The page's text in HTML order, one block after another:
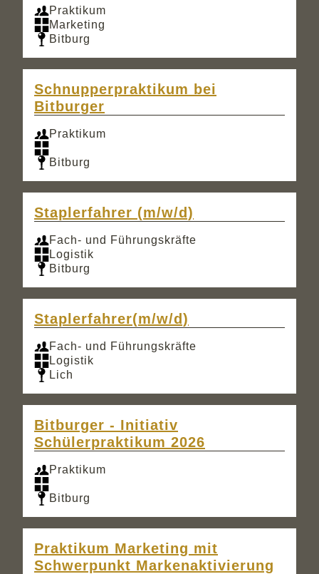
Praktikum
Marketing
Bitburg
Schnupperpraktikum bei
Bitburger
Praktikum
Bitburg
Staplerfahrer (m/w/d)
Fach- und Führungskräfte
Logistik
Bitburg
Staplerfahrer(m/w/d)
Fach- und Führungskräfte
Logistik
Lich
Bitburger - Initiativ
Schülerpraktikum 2026
Praktikum
Bitburg
Praktikum Marketing mit
Schwerpunkt Markenaktivierung